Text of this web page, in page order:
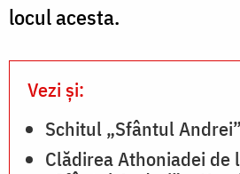
locul acesta.
Vezi și:
Schitul „Sfântul
Clădirea Athoniadei de